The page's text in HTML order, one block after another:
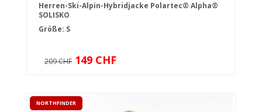
Herren-Ski-Alpin-Hybridjacke Polartec® Alpha®
SOLISKO
Größe: S
209 CHF 149 CHF
NORTHFINDER